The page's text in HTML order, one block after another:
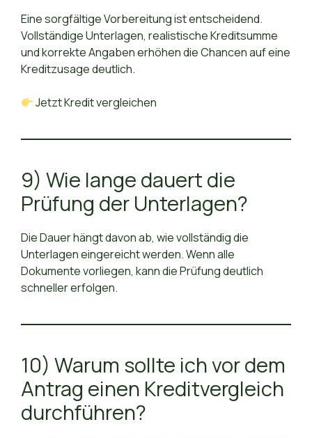
Eine sorgfältige Vorbereitung ist entscheidend.
Vollständige Unterlagen, realistische Kreditsumme
und korrekte Angaben erhöhen die Chancen auf eine
Kreditzusage deutlich.
Jetzt Kredit vergleichen
9) Wie lange dauert die
Prüfung der Unterlagen?
Die Dauer hängt davon ab, wie vollständig die
Unterlagen eingereicht werden. Wenn alle
Dokumente vorliegen, kann die Prüfung deutlich
schneller erfolgen.
10) Warum sollte ich vor dem
Antrag einen Kreditvergleich
durchführen?